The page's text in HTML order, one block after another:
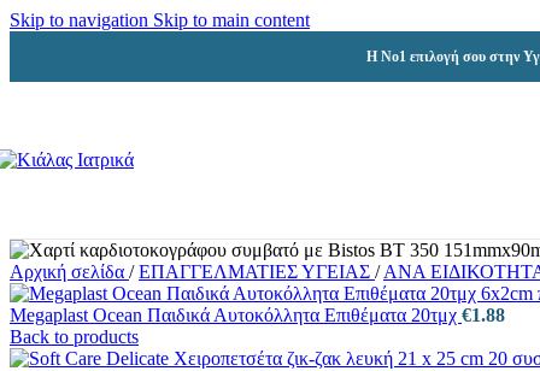
Skip to navigation Skip to main content
Η Νο1 επιλογή σου στην
Αρχική σελίδα / ΕΠΑΓΓΕΛΜΑΤΙΕΣ ΥΓΕΙΑΣ / ΑΝΑ
Megaplast Ocean Παιδικά Αυτοκόλλητα Επιθέματα 20τμχ €1.88
Back to products